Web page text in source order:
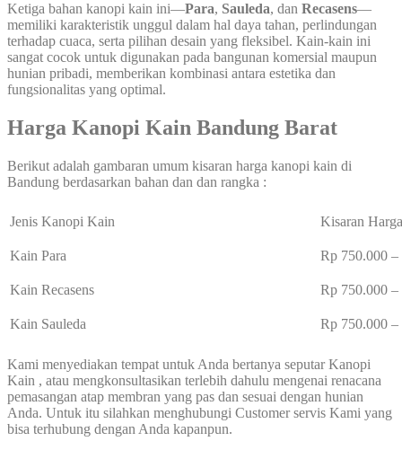
Ketiga bahan kanopi kain ini—Para, Sauleda, dan Recasens—
memiliki karakteristik unggul dalam hal daya tahan, perlindungan
terhadap cuaca, serta pilihan desain yang fleksibel. Kain-kain ini
sangat cocok untuk digunakan pada bangunan komersial maupun
hunian pribadi, memberikan kombinasi antara estetika dan
fungsionalitas yang optimal.
Harga Kanopi Kain Bandung Barat
Berikut adalah gambaran umum kisaran harga kanopi kain di
Bandung berdasarkan bahan dan dan rangka :
Jenis Kanopi Kain Kisaran
Kain Para Rp 750.000
Kain Recasens Rp 750.000
Kain Sauleda Rp 750.000
Kami menyediakan tempat untuk Anda bertanya seputar Kanopi
Kain , atau mengkonsultasikan terlebih dahulu mengenai renacana
pemasangan atap membran yang pas dan sesuai dengan hunian
Anda. Untuk itu silahkan menghubungi Customer servis Kami yang
bisa terhubung dengan Anda kapanpun.